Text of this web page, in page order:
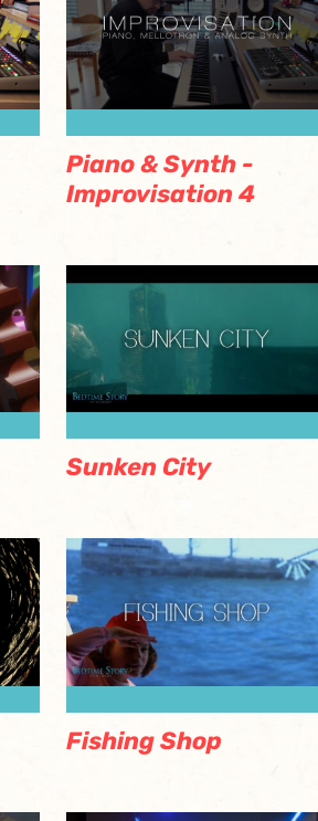
Piano & Synth -
Improvisation 4
Sunken City
Fishing Shop